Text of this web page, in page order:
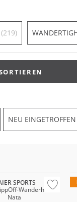
(219)
NEU EINGETROFFEN
SPORTS
Wanderhose
Nata